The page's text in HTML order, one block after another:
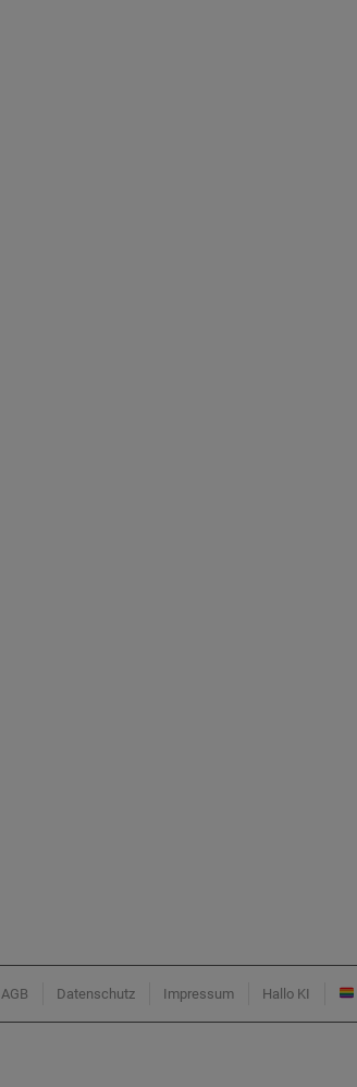
AGB Datenschutz Impressum Hallo KI